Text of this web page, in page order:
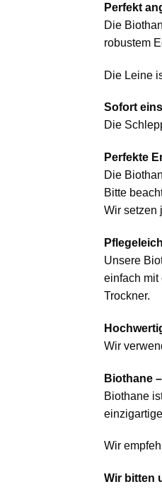
Perfekt
Die
robustem
Die Leine
Sofort
Die
Perfekte
Die
Bitte
Wir setzen
Unsere
einfach mit
Trockner.
Wir
Biothane
Biothane
Wir
Wir bitten